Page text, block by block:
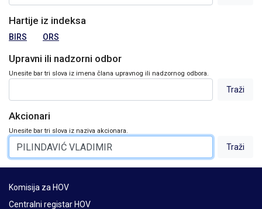
Hartije iz indeksa
BIRS ORS
Upravni ili nadzorni odbor
Unesite bar tri slova iz imena člana upravnog ili nadzornog odbora.
Akcionari
Unesite bar tri slova iz naziva akcionara.
Komisija za HOV
Centralni registar HOV